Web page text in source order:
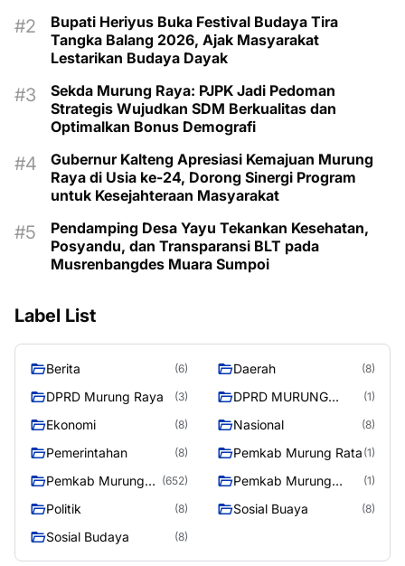
Bupati Heriyus Buka Festival Budaya Tira
Tangka Balang 2026, Ajak Masyarakat
Lestarikan Budaya Dayak
Sekda Murung Raya: PJPK Jadi Pedoman
Strategis Wujudkan SDM Berkualitas dan
Optimalkan Bonus Demografi
Gubernur Kalteng Apresiasi Kemajuan Murung
Raya di Usia ke-24, Dorong Sinergi Program
untuk Kesejahteraan Masyarakat
Pendamping Desa Yayu Tekankan Kesehatan,
Posyandu, dan Transparansi BLT pada
Musrenbangdes Muara Sumpoi
Label List
Berita (6) Daerah (8)
DPRD Murung Raya (3)
DPRD MURUNG
(1)
Ekonomi (8) Nasional (8)
Pemerintahan (8) Pemkab Murung Rata (1)
Pemkab Murung
(652)
Pemkab Murung
(1)
Politik (8) Sosial Buaya (8)
Sosial Budaya (8)